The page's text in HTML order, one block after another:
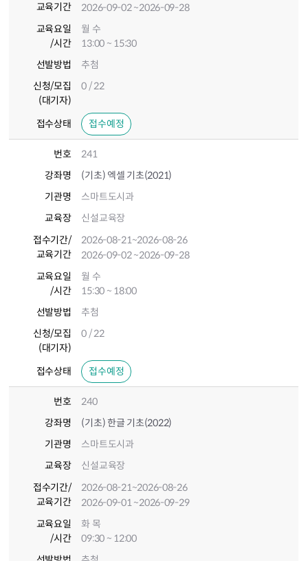
교육기간
2026-09-02~2026-09-28
교육요일
/시간
월 수
13:00 ~ 15:30
선발방법
추첨
신청/모집
(대기자)
0 / 22
접수상태 접수예정
번호
241
강좌명
(기초) 엑셀 기초(2021)
기관명
스마트도시과
교육장
신설교육장
접수기간/
교육기간
2026-08-21~2026-08-26
2026-09-02~2026-09-28
교육요일
/시간
월 수
15:30 ~ 18:00
선발방법
추첨
신청/모집
(대기자)
0 / 22
접수상태 접수예정
번호
240
강좌명
(기초) 한글 기초(2022)
기관명
스마트도시과
교육장
신설교육장
접수기간/
교육기간
2026-08-21~2026-08-26
2026-09-01~2026-09-29
교육요일
/시간
화 목
09:30 ~ 12:00